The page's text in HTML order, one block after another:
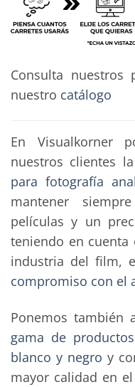
Consulta nuestros
nuestro catálogo
En Visualkorner
nuestros clientes la
para fotografía
mantener
películas y un
teniendo en
industria del film,
compromiso con el
Ponemos también
gama de
blanco y negro y
mayor calidad en el